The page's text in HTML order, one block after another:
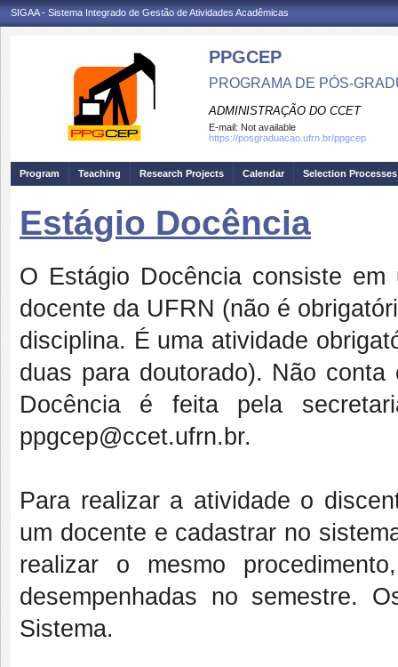
SIGAA - Sistema Integrado de Gestão de Atividades Acadêmicas
PPGCEP
PROGRAMA DE PÓS-
ADMINISTRAÇÃO DO CCET
E-mail: Not available
https://posgraduacao.ufrn.br/ppgcep
Program Teaching Research Projects Calendar Selection Processes
Estágio Docência
O Estágio Docência consiste
docente da UFRN (não é
disciplina. É uma atividade
duas para doutorado). Não
Docência é feita pela
ppgcep@ccet.ufrn.br.
Para realizar a atividade o
um docente e cadastrar no
realizar o mesmo
desempenhadas no semestre.
Sistema.